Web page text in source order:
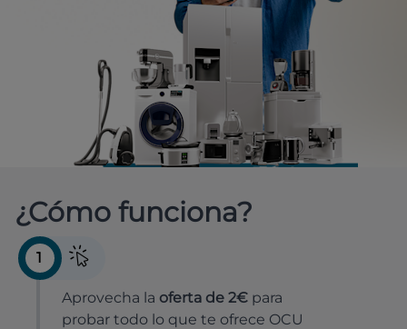
¿Cómo funciona?
1
Aprovecha la oferta de 2€ para
probar todo lo que te ofrece OCU